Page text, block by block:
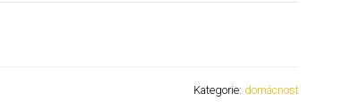
Kategorie: domácnost